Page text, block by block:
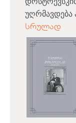
უღრმავდება
სრულად